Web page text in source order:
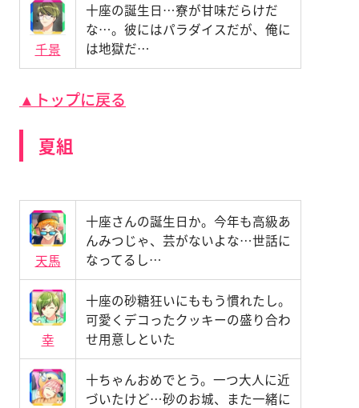
千景
十座の誕生日…寮が甘味だらけだ
な…。彼にはパラダイスだが、俺に
は地獄だ…
▲トップに戻る
夏組
天馬
十座さんの誕生日か。今年も高級あ
んみつじゃ、芸がないよな…世話に
なってるし…
幸
十座の砂糖狂いにももう慣れたし。
可愛くデコったクッキーの盛り合わ
せ用意しといた
十ちゃんおめでとう。一つ大人に近
づいたけど…砂のお城、また一緒に